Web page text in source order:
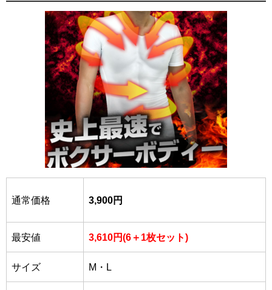
通常価格 3,900円
最安値 3,610円(6＋1枚セット)
サイズ M・L